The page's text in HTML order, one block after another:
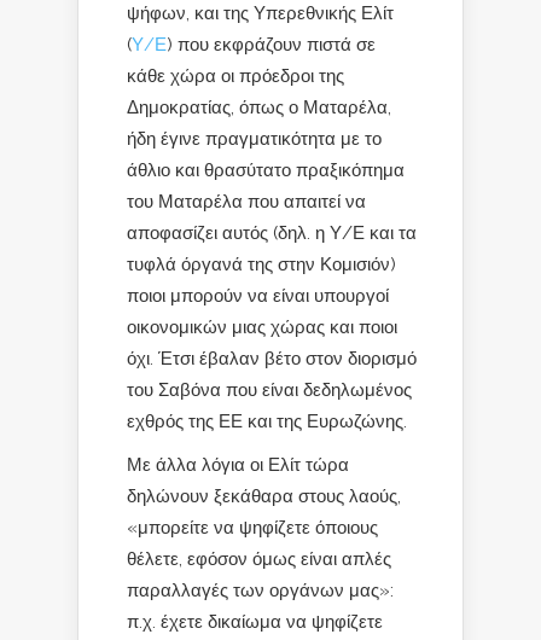
ψήφων, και της Υπερεθνικής Ελίτ
(Υ/Ε) που εκφράζουν πιστά σε
κάθε χώρα οι πρόεδροι της
Δημοκρατίας, όπως ο Ματαρέλα,
ήδη έγινε πραγματικότητα με το
άθλιο και θρασύτατο πραξικόπημα
του Ματαρέλα που απαιτεί να
αποφασίζει αυτός (δηλ. η Υ/Ε και τα
τυφλά όργανά της στην Κομισιόν)
ποιοι μπορούν να είναι υπουργοί
οικονομικών μιας χώρας και ποιοι
όχι. Έτσι έβαλαν βέτο στον διορισμό
του Σαβόνα που είναι δεδηλωμένος
εχθρός της ΕΕ και της Ευρωζώνης.
Με άλλα λόγια οι Ελίτ τώρα
δηλώνουν ξεκάθαρα στους λαούς,
«μπορείτε να ψηφίζετε όποιους
θέλετε, εφόσον όμως είναι απλές
παραλλαγές των οργάνων μας»:
π.χ. έχετε δικαίωμα να ψηφίζετε